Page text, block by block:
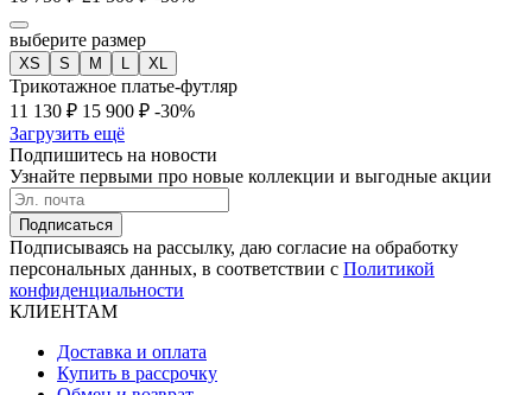
выберите размер
XS S M L XL
Трикотажное платье-футляр
11 130 ₽ 15 900 ₽ -30%
Загрузить ещё
Подпишитесь на новости
Узнайте первыми про новые коллекции и выгодные акции
Подписаться
Подписываясь на рассылку, даю согласие на обработку
персональных данных, в соответствии с Политикой
конфиденциальности
КЛИЕНТАМ
Доставка и оплата
Купить в рассрочку